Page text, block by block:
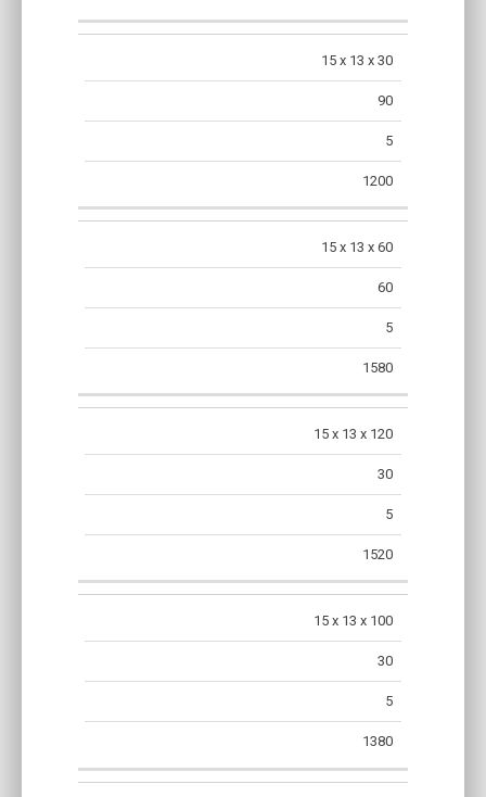
15 x 13 x 30
90
5
1200
15 x 13 x 60
60
5
1580
15 x 13 x 120
30
5
1520
15 x 13 x 100
30
5
1380